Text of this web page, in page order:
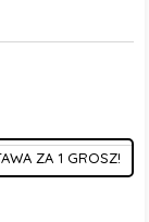
ZA 1 GROSZ!